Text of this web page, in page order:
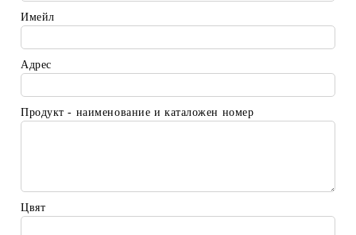
Имейл
Адрес
Продукт - наименование и каталожен номер
Цвят